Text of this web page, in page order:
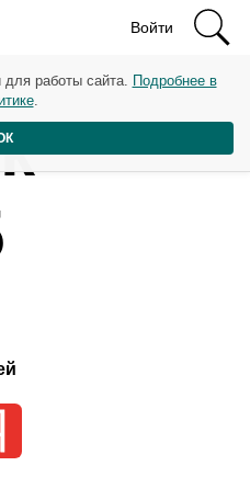
Войти
работы сайта. Подробнее в
.